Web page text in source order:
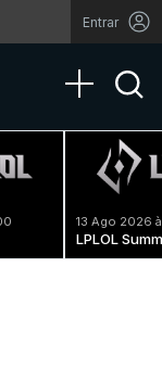
Entrar
Toggle
13 Ago 2026
LPLOL